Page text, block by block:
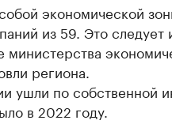
экономической
из 59. Это следует
региона.
ушли по собственной
в 2022 году.